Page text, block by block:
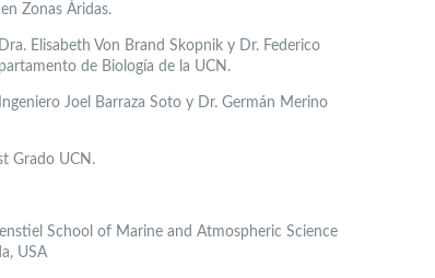
Zonas Áridas.
Elisabeth Von Brand Skopnik y Dr. Federico
de Biología de la UCN.
Joel Barraza Soto y Dr. Germán Merino
Grado UCN.
School of Marine and Atmospheric Science
USA